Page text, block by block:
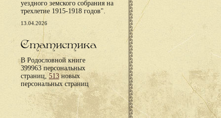
уездного земского собрания на
трехлетие 1915-1918 годов".
13.04.2026
Статистика
В Родословной книге
399963 персональных
страниц,513новых
персональных страниц